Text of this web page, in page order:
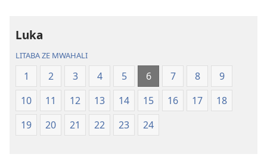
Luka
LITABA ZE MWAHALI
1 2 3 4 5 6 7 8
9
10
11 12 13 14 15 16 17
18
19
20 21 22 23 24